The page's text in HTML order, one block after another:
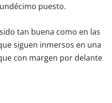
puesto.
tan buena como en las
siguen inmersos en una
con margen por delante